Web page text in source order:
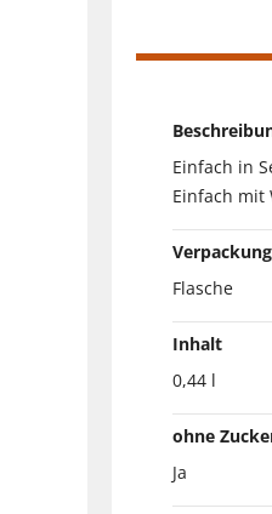
Einfach in
Einfach mit
Flasche
Inhalt
0,44 l
ohne
Ja